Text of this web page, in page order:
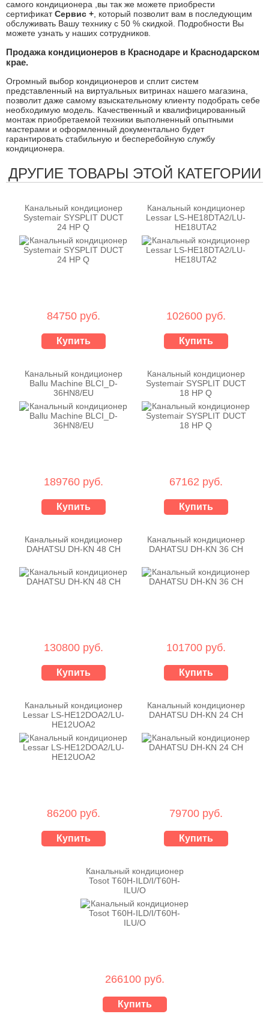
самого кондиционера ,вы так же можете приобрести
сертификатСервис + , который позволит вам в последующим
обслуживать Вашу технику с 50 % скидкой. Подробности Вы
можете узнать у наших сотрудников.
Продажа кондиционеров в Краснодаре и Краснодарском
крае.
Огромный выбор кондиционеров и сплит систем
представленный на виртуальных витринах нашего магазина,
позволит даже самому взыскательному клиенту подобрать себе
необходимую модель. Качественный и квалифицированный
монтаж приобретаемой техники выполненный опытными
мастерами и оформленный документально будет
гарантировать стабильную и бесперебойную службу
кондиционера.
ДРУГИЕ ТОВАРЫ ЭТОЙ КАТЕГОРИИ
Канальный кондиционер
Systemair SYSPLIT DUCT
24 HP Q
84750 руб.
Купить
Канальный кондиционер
Lessar LS-HE18DTA2/LU-
HE18UTA2
102600 руб.
Купить
Канальный кондиционер
Ballu Machine BLCI_D-
36HN8/EU
189760 руб.
Купить
Канальный кондиционер
Systemair SYSPLIT DUCT
18 HP Q
67162 руб.
Купить
Канальный кондиционер
DAHATSU DH-KN 48 CH
130800 руб.
Купить
Канальный кондиционер
DAHATSU DH-KN 36 CH
101700 руб.
Купить
Канальный кондиционер
Lessar LS-HE12DOA2/LU-
HE12UOA2
86200 руб.
Купить
Канальный кондиционер
DAHATSU DH-KN 24 CH
79700 руб.
Купить
Канальный кондиционер
Tosot T60H-ILD/I/T60H-
ILU/O
266100 руб.
Купить